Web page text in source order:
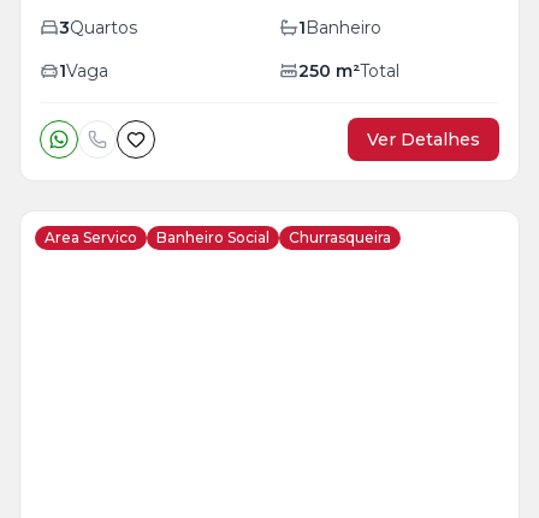
3Quartos 1Banheiro
1Vaga 250 m²Total
Ver Detalhes
Area Servico Banheiro Social Churrasqueira